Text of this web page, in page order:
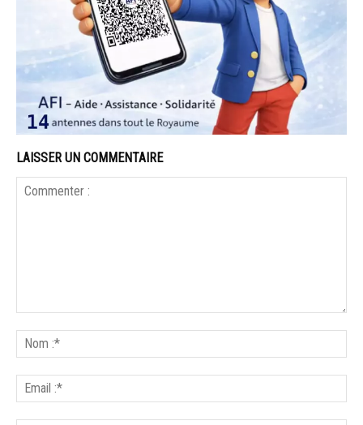
LAISSER UN COMMENTAIRE